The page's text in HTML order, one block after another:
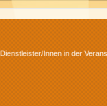
Innen in der